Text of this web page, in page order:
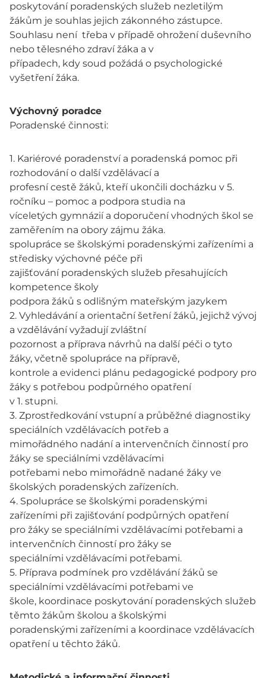
poskytování poradenských služeb nezletilým
žákům je souhlas jejich zákonného zástupce.
Souhlasu není třeba v případě ohrožení duševního
nebo tělesného zdraví žáka a v
případech, kdy soud požádá o psychologické
vyšetření žáka.
Výchovný poradce
Poradenské činnosti:
1. Kariérové poradenství a poradenská pomoc při
rozhodování o další vzdělávací a
profesní cestě žáků, kteří ukončili docházku v 5.
ročníku – pomoc a podpora studia na
víceletých gymnázií a doporučení vhodných škol se
zaměřením na obory zájmu žáka.
spolupráce se školskými poradenskými zařízeními a
středisky výchovné péče při
zajišťování poradenských služeb přesahujících
kompetence školy
podpora žáků s odlišným mateřským jazykem
2. Vyhledávání a orientační šetření žáků, jejichž vývoj
a vzdělávání vyžadují zvláštní
pozornost a příprava návrhů na další péči o tyto
žáky, včetně spolupráce na přípravě,
kontrole a evidenci plánu pedagogické podpory pro
žáky s potřebou podpůrného opatření
v 1. stupni.
3. Zprostředkování vstupní a průběžné diagnostiky
speciálních vzdělávacích potřeb a
mimořádného nadání a intervenčních činností pro
žáky se speciálními vzdělávacími
potřebami nebo mimořádně nadané žáky ve
školských poradenských zařízeních.
4. Spolupráce se školskými poradenskými
zařízeními při zajišťování podpůrných opatření
pro žáky se speciálními vzdělávacími potřebami a
intervenčních činností pro žáky se
speciálními vzdělávacími potřebami.
5. Příprava podmínek pro vzdělávání žáků se
speciálními vzdělávacími potřebami ve
škole, koordinace poskytování poradenských služeb
těmto žákům školou a školskými
poradenskými zařízeními a koordinace vzdělávacích
opatření u těchto žáků.